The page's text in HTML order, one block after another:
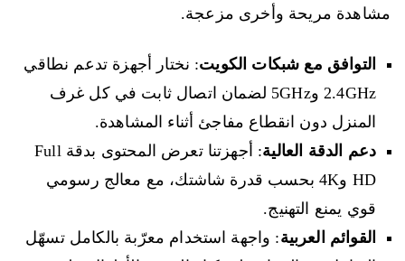
مشاهدة مريحة وأخرى مزعجة.
التوافق مع شبكات الكويت: نختار أجهزة تدعم نطاقي
2.4GHz و5GHz لضمان اتصال ثابت في كل غرف
المنزل دون انقطاع مفاجئ أثناء المشاهدة.
دعم الدقة العالية
: أجهزتنا تعرض المحتوى بدقة Full
HD و4K بحسب قدرة شاشتك، مع معالج رسومي
قوي يمنع التهنيج.
القوائم العربية: واجهة استخدام معرّبة بالكامل تسهّل